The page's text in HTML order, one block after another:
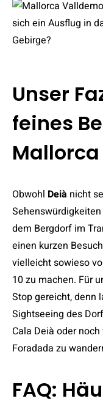
Unser
feines
Mallorca
Obwohl Deià nicht
dem Bergdorf im
einen kurzen
vielleicht sowieso
10 zu machen. Für
Stop gereicht, denn
Sightseeing des
Cala Deià oder
Foradada zu
FAQ: